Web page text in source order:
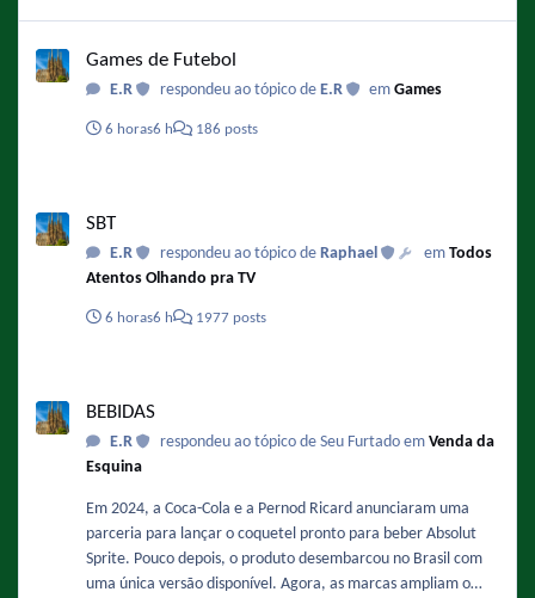
Games de Futebol
E.R respondeu ao tópico de E.R emGames
6 horas6 h 186 posts
SBT
E.R respondeu ao tópico de Raphael emTodos
Atentos Olhando pra TV
6 horas6 h 1977 posts
BEBIDAS
E.R respondeu ao tópico de Seu Furtado em Venda da
Esquina
Em 2024, a Coca-Cola e a Pernod Ricard anunciaram uma
parceria para lançar o coquetel pronto para beber Absolut
Sprite. Pouco depois, o produto desembarcou no Brasil com
uma única versão disponível. Agora, as marcas ampliam o